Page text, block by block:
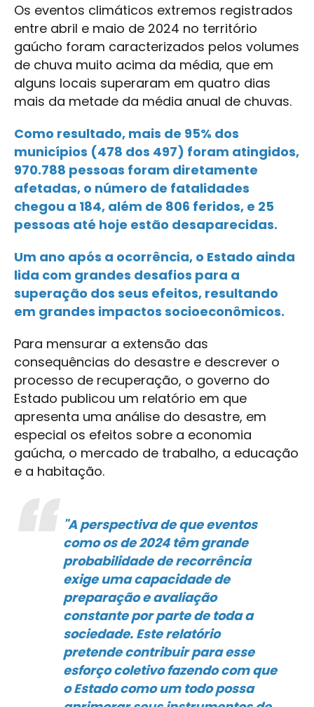
Os eventos climáticos extremos registrados
entre abril e maio de 2024 no território
gaúcho foram caracterizados pelos volumes
de chuva muito acima da média, que em
alguns locais superaram em quatro dias
mais da metade da média anual de chuvas.
Como resultado, mais de 95% dos
municípios (478 dos 497) foram atingidos,
970.788 pessoas foram diretamente
afetadas, o número de fatalidades
chegou a 184, além de 806 feridos, e 25
pessoas até hoje estão desaparecidas.
Um ano após a ocorrência, o Estado ainda
lida com grandes desafios para a
superação dos seus efeitos, resultando
em grandes impactos socioeconômicos.
Para mensurar a extensão das
consequências do desastre e descrever o
processo de recuperação, o governo do
Estado publicou um relatório em que
apresenta uma análise do desastre, em
especial os efeitos sobre a economia
gaúcha, o mercado de trabalho, a educação
e a habitação.
"A perspectiva de que eventos
como os de 2024 têm grande
probabilidade de recorrência
exige uma capacidade de
preparação e avaliação
constante por parte de toda a
sociedade. Este relatório
pretende contribuir para esse
esforço coletivo fazendo com que
o Estado como um todo possa